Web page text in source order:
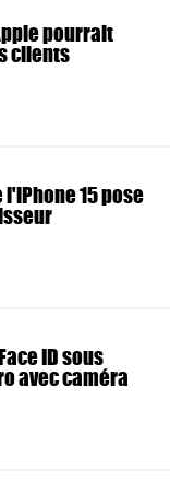
pourrait
clients
15 pose
ID sous
avec caméra